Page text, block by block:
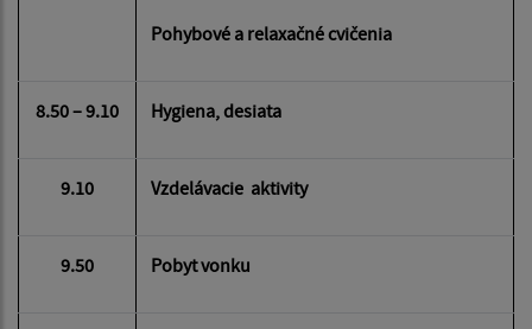
Pohybové a relaxačné cvičenia
8.50 – 9.10 Hygiena, desiata
9.10 Vzdelávacie aktivity
9.50 Pobyt vonku